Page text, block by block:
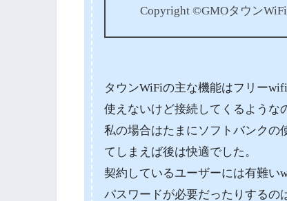
Copyright ©GMOタウン
タウンWiFiの主な機能はフリー
使えないけど接続してくるような
私の場合はたまにソフトバンクの
てしまえば後は快適でした。
契約しているユーザーには有難い
パスワードが必要だったりするの